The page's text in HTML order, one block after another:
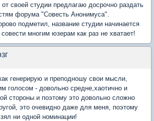
своей студии предлагаю досрочно раздать
форума "Совесть Анонимуса".
подметил, название студии начинается
многим юзерам как раз не хватает!
генерирую и преподношу свои мысли,
голосом - довольно средне,хаотично и
стороны и поэтому это довольно сложно
это очевидно даже для меня, поэтому
ни одной номинации!